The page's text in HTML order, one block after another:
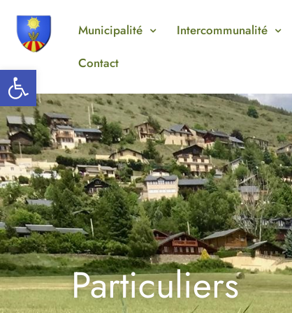
Ouvrir la barre d’outils
contenu
Municipalité Intercommunalité
Contact
Particuliers